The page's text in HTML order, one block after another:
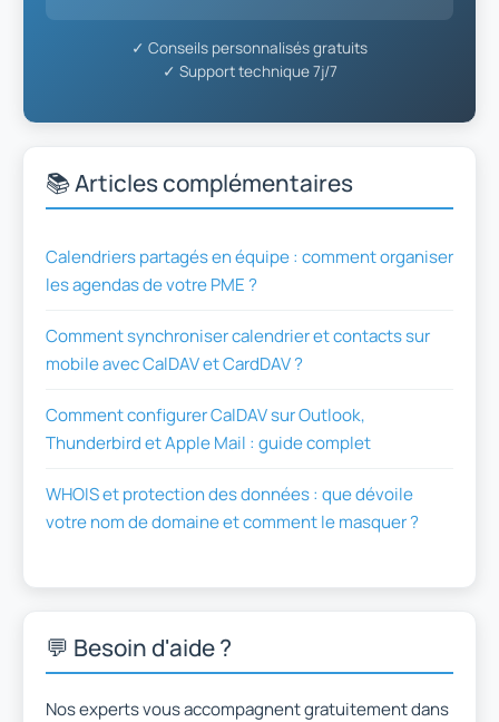
✓ Conseils personnalisés gratuits
✓ Support technique 7j/7
📚 Articles complémentaires
Calendriers partagés en équipe : comment organiser
les agendas de votre PME ?
Comment synchroniser calendrier et contacts sur
mobile avec CalDAV et CardDAV ?
Comment configurer CalDAV sur Outlook,
Thunderbird et Apple Mail : guide complet
WHOIS et protection des données : que dévoile
votre nom de domaine et comment le masquer ?
💬 Besoin d'aide ?
Nos experts vous accompagnent gratuitement dans